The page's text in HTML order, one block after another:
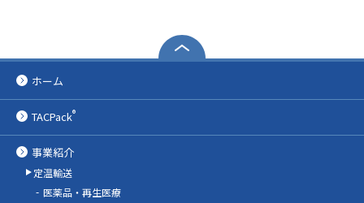
ホーム
TACPack®
事業紹介
定温輸送
医薬品・再生医療